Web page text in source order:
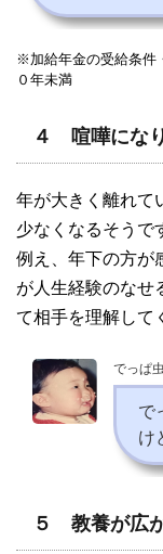
※加給年金の受給条件
０年未満
４ 喧嘩にな
年が大きく離れて
少なくなるそうで
例え、年下の方が
が人生経験のなせ
て相手を理解して
でっぱ虫
で
け
５ 教養が広